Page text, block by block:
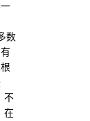
数
不
在